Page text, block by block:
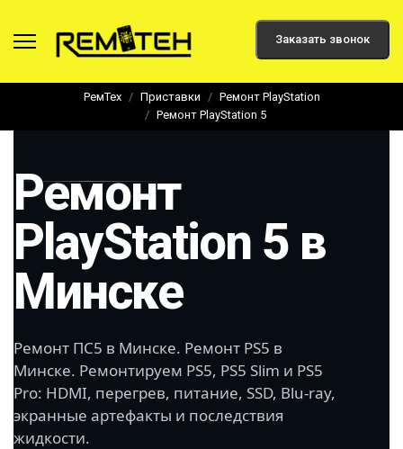
Заказать звонок
РемТех Приставки
Ремонт PlayStation
Ремонт PlayStation 5
Ремонт
PlayStation 5 в
Минске
Ремонт ПС5 в Минске. Ремонт PS5 в
Минске. Ремонтируем PS5, PS5 Slim и PS5
Pro: HDMI, перегрев, питание, SSD, Blu-ray,
экранные артефакты и последствия
жидкости.